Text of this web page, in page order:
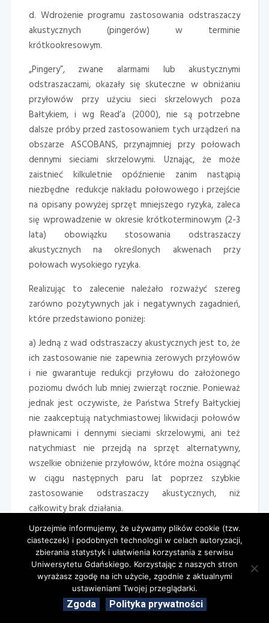
d. Wdrożenie programu zastosowania odstraszaczy
akustycznych (pingerów) w terminie
krótkookresowym.
„Pingery”, zwane alarmami lub akustycznymi
odstraszaczami, okazały się skuteczne w obniżaniu
przyłowów przy użyciu sieci skrzelowych poza
Bałtykiem, i wg Read’a (2000), nie są potrzebne
dalsze próby przed zastosowaniem tych urządzeń na
obszarze ASCOBANS, przynajmniej przy połowach
dennymi sieciami skrzelowymi. Uznając, że może
zaistnieć kilkuletnie opóźnienie zanim nastąpią
niezbędne redukcje nakładu połowowego i przejście
na opisany powyżej sprzęt mniejszego ryzyka, zaleca
się wprowadzenie w okresie krótkoterminowym (2-3
lata) obowiązku stosowania odstraszaczy
akustycznych na określonych akwenach przy
połowach wysokiego ryzyka.
Realizując to zalecenie należało rozważyć szereg
zarówno pozytywnych jak i negatywnych zagadnień,
które przedstawiono poniżej:
a) Jedną z wad odstraszaczy akustycznych jest to, że
ich zastosowanie nie zapewnia zerowych przyłowów
i nie gwarantuje redukcji przyłowu do założonego
poziomu dwóch lub mniej zwierząt rocznie. Ponieważ
jednak jest oczywiste, że Państwa Strefy Bałtyckiej
nie zaakceptują natychmiastowej likwidacji połowów
pławnicami i dennymi sieciami skrzelowymi, ani też
natychmiast nie przejdą na sprzęt alternatywny,
wszelkie obniżenie przyłowów, które można osiągnąć
w ciągu następnych paru lat poprzez szybkie
zastosowanie odstraszaczy akustycznych, niż
całkowity brak działania.
b) Drugim problemem jest to, że koszt niezależnego,
o właściwej skali, planu prowadzenia obserwacji na
statkach (ang. observer programme) w celu
monitorowania skuteczności programu (ogólnie
traktowanego jako niezbędny komponent programu
zastosowania odstraszaczy akustycznych; IWC
Uprzejmie informujemy, że używamy plików cookie (tzw.
ciasteczek) i podobnych technologii w celach autoryzacji,
zbierania statystyk i ułatwienia korzystania z serwisu
Uniwersytetu Gdańskiego. Korzystając z naszych stron
wyrażasz zgodę na ich użycie, zgodnie z aktualnymi
ustawieniami Twojej przeglądarki.
Zgoda Polityka prywatności